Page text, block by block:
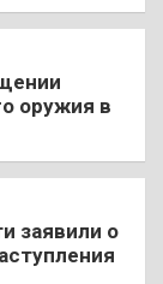
оружия в
заявили о